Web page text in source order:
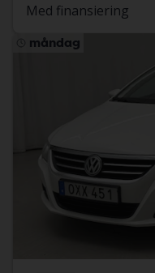
Med finansiering
måndag